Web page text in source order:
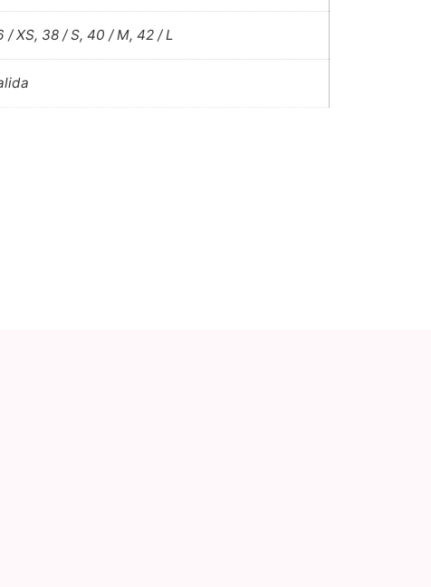
/ XS, 38 / S, 40 / M, 42 / L